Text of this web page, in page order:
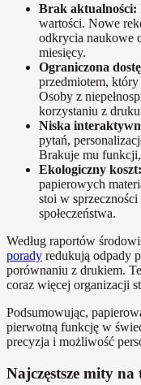
Brak aktualności:
wartości. Nowe
odkrycia naukowe
miesięcy.
Ograniczona
przedmiotem,
Osoby z
korzystaniu z
Niska
pytań,
Brakuje mu
Ekologiczny koszt:
papierowych
stoi w
społeczeństwa.
Według raportów
porady redukują odpady
porównaniu z drukiem.
coraz więcej organizacji
Podsumowując,
pierwotną funkcję w
precyzja i możliwość
Najczęstsze mity